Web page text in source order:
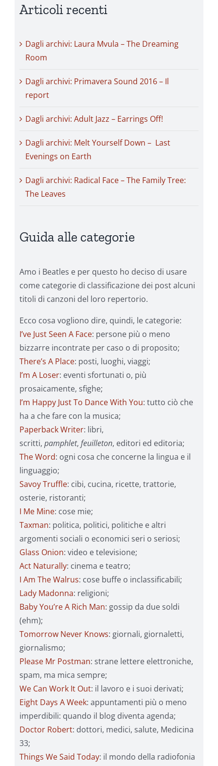
Articoli recenti
Dagli archivi: Laura Mvula – The Dreaming
Room
Dagli archivi: Primavera Sound 2016 – Il
report
Dagli archivi: Adult Jazz – Earrings Off!
Dagli archivi: Melt Yourself Down – Last
Evenings on Earth
Dagli archivi: Radical Face – The Family Tree:
The Leaves
Guida alle categorie
Amo i Beatles e per questo ho deciso di usare
come categorie di classificazione dei post alcuni
titoli di canzoni del loro repertorio.
Ecco cosa vogliono dire, quindi, le categorie:
I’ve Just Seen A Face: persone più o meno
bizzarre incontrate per caso o di proposito;
There’s A Place: posti, luoghi, viaggi;
I’m A Loser: eventi sfortunati o, più
prosaicamente, sfighe;
I’m Happy Just To Dance With You: tutto ciò che
ha a che fare con la musica;
Paperback Writer: libri,
scritti, pamphlet, feuilleton, editori ed editoria;
The Word: ogni cosa che concerne la lingua e il
linguaggio;
Savoy Truffle: cibi, cucina, ricette, trattorie,
osterie, ristoranti;
I Me Mine: cose mie;
Taxman: politica, politici, politiche e altri
argomenti sociali o economici seri o seriosi;
Glass Onion: video e televisione;
Act Naturally: cinema e teatro;
I Am The Walrus: cose buffe o inclassificabili;
Lady Madonna: religioni;
Baby You’re A Rich Man: gossip da due soldi
(ehm);
Tomorrow Never Knows: giornali, giornaletti,
giornalismo;
Please Mr Postman: strane lettere elettroniche,
spam, ma mica sempre;
We Can Work It Out: il lavoro e i suoi derivati;
Eight Days A Week: appuntamenti più o meno
imperdibili: quando il blog diventa agenda;
Doctor Robert: dottori, medici, salute, Medicina
33;
Things We Said Today: il mondo della radiofonia